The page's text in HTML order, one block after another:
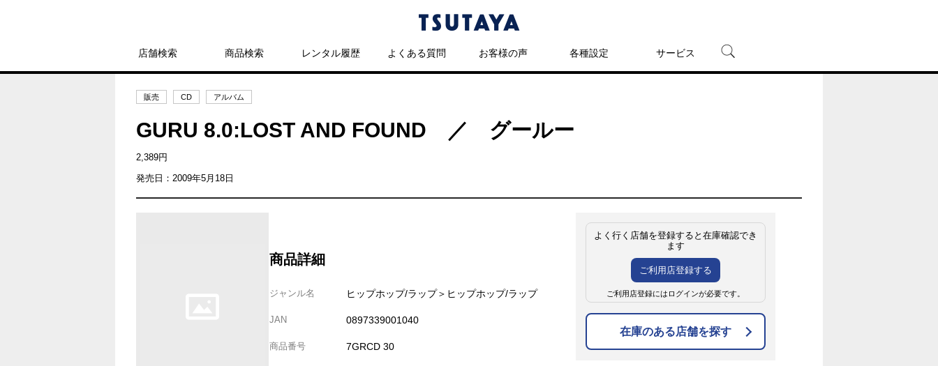
店舗検索 商品検索 レンタル履歴 よくある質問 お客様の声 各種設定 サービス
販売 CD アルバム
GURU 8.0:LOST AND FOUND ／ グールー
2,389円
発売日：2009年5月18日
商品詳細
ジャンル名 ヒップホップ/ラップ＞ヒップホップ/ラップ
JAN 0897339001040
商品番号 7GRCD 30
よく行く店舗を登録すると在庫確認でき
ます
ご利用店登録する
ご利用店登録にはログインが必要です。
在庫のある店舗を探す